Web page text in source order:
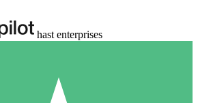
hast enterprises